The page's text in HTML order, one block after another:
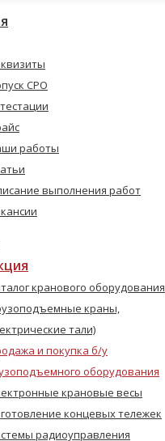
СРО
работы
выполнения работ
кранового оборудования
краны,
тали)
и покупка б/у
оборудования
крановые весы
концевых тележек
радиоуправления